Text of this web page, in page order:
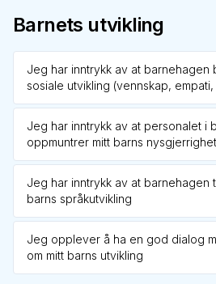
Barnets utvikling
Jeg har inntrykk av at barnehagen
sosiale utvikling (vennskap,
Jeg har inntrykk av at personalet i
oppmuntrer mitt barns
Jeg har inntrykk av at barnehagen
barns språkutvikling
Jeg opplever å ha en god dialog
om mitt barns utvikling